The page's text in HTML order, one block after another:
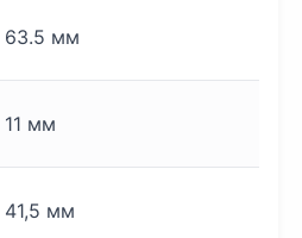
63.5 мм
11 мм
41,5 мм